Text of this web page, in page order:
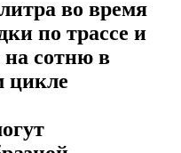
во время
по трассе и
на сотню в
цикле